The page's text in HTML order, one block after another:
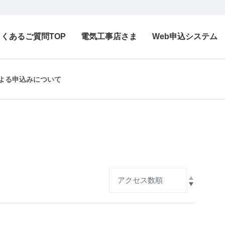
くあるご質問TOP 電気工事店さま Web申込システム
る申込みについて